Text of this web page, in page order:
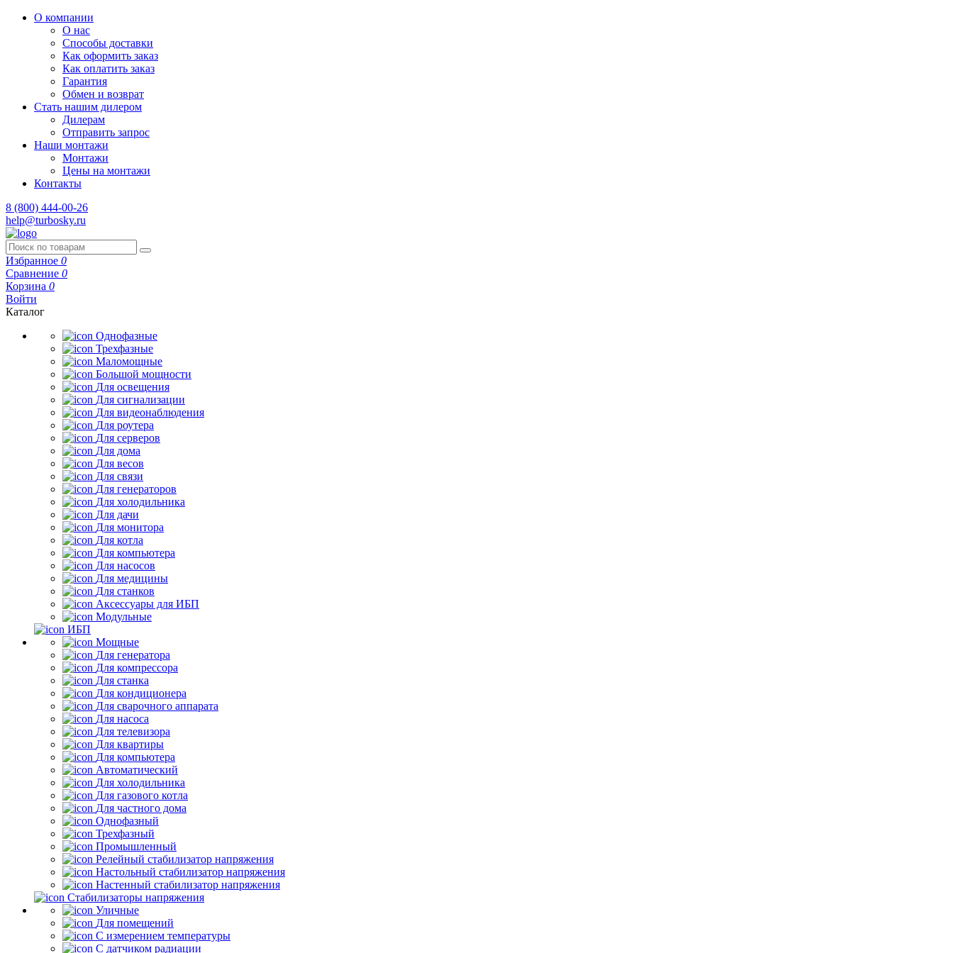
О компании
О нас
Способы доставки
Как оформить заказ
Как оплатить заказ
Гарантия
Обмен и возврат
Стать нашим дилером
Дилерам
Отправить запрос
Наши монтажи
Монтажи
Цены на монтажи
Контакты
8 (800) 444-00-26
help@turbosky.ru
Избранное 0
Сравнение 0
Корзина 0
Войти
Каталог
Однофазные
Трехфазные
Маломощные
Большой мощности
Для освещения
Для сигнализации
Для видеонаблюдения
Для роутера
Для серверов
Для дома
Для весов
Для связи
Для генераторов
Для холодильника
Для дачи
Для монитора
Для котла
Для компьютера
Для насосов
Для медицины
Для станков
Аксессуары для ИБП
Модульные
ИБП
Мощные
Для генератора
Для компрессора
Для станка
Для кондиционера
Для сварочного аппарата
Для насоса
Для телевизора
Для квартиры
Для компьютера
Автоматический
Для холодильника
Для газового котла
Для частного дома
Однофазный
Трехфазный
Промышленный
Релейный стабилизатор напряжения
Настольный стабилизатор напряжения
Настенный стабилизатор напряжения
Стабилизаторы напряжения
Уличные
Для помещений
С измерением температуры
С датчиком радиации